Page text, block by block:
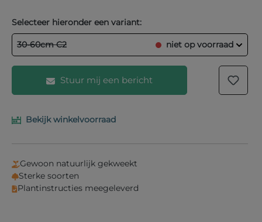
Selecteer hieronder een variant:
30-60cm C2 niet op voorraad
Stuur mij een bericht
Vul je e-mailadres in het onderstaande veld in en
voorraad is.
Bekijk winkelvoorraad
Gewoon natuurlijk gekweekt
Sterke soorten
Plantinstructies meegeleverd